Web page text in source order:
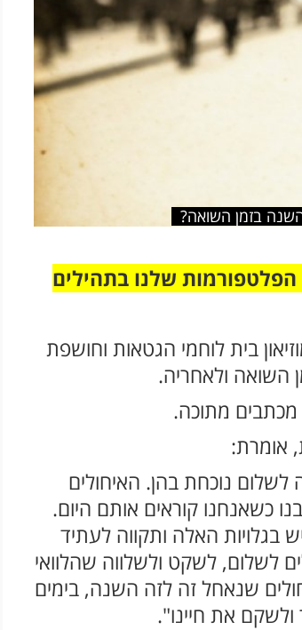
בזמן השואה?
שלנו בתהילים
בית לוחמי הגטאות וחושפת
השואה ולאחריה.
מכתבים מתוכה.
אומרת:
לשלום נוכחת בהן. האיחולים
כשאנחנו קוראים אותם היום.
בגלויות האלה ותקווה לעתיד
לשלום, לשקט ולשלווה שהלוואי
שנאחל זה לזה השנה, בימים
את חיינו".